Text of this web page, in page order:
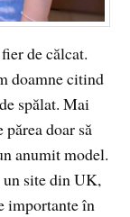
de călcat.
doamne citind
spălat. Mai
doar să
anumit model.
site din UK,
importante în